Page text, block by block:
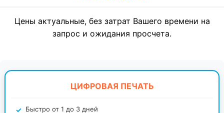
Цены актуальные, без затрат Вашего времени на
запрос и ожидания просчета.
ЦИФРОВАЯ ПЕЧАТЬ
Быстро от 1 до 3 дней